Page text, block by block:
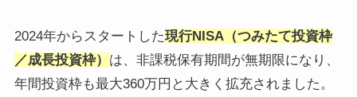
2024年からスタートした現行NISA（つみたて投資枠
／成長投資枠） は、非課税保有期間が無期限になり、
年間投資枠も最大360万円と大きく拡充されました。